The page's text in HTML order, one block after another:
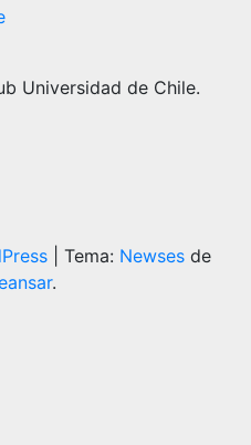
Universidad de Chile.
Tema: Newsesde
.